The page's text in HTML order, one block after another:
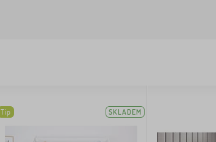
Tip SKLADEM